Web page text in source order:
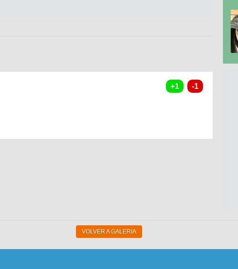
VOLVER A GALERIA